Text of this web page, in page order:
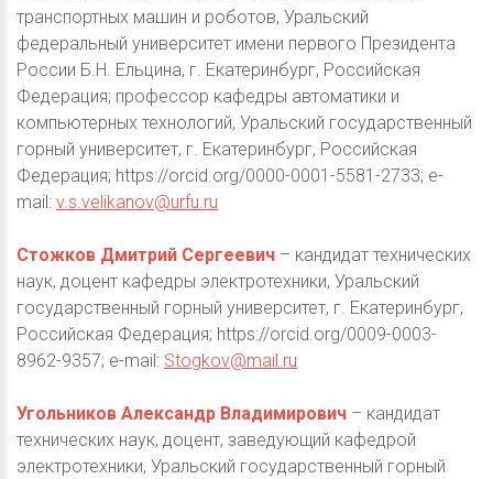
транспортных машин и роботов, Уральский
федеральный университет имени первого Президента
России Б.Н. Ельцина, г. Екатеринбург, Российская
Федерация; профессор кафедры автоматики и
компьютерных технологий, Уральский государственный
горный университет, г. Екатеринбург, Российская
Федерация; https://orcid.org/0000-0001-5581-2733; e-
mail: v.s.velikanov@urfu.ru
Стожков Дмитрий Сергеевич – кандидат технических
наук, доцент кафедры электротехники, Уральский
государственный горный университет, г. Екатеринбург,
Российская Федерация; https://orcid.org/0009-0003-
8962-9357; e-mail: Stogkov@mail.ru
Угольников Александр Владимирович – кандидат
технических наук, доцент, заведующий кафедрой
электротехники, Уральский государственный горный